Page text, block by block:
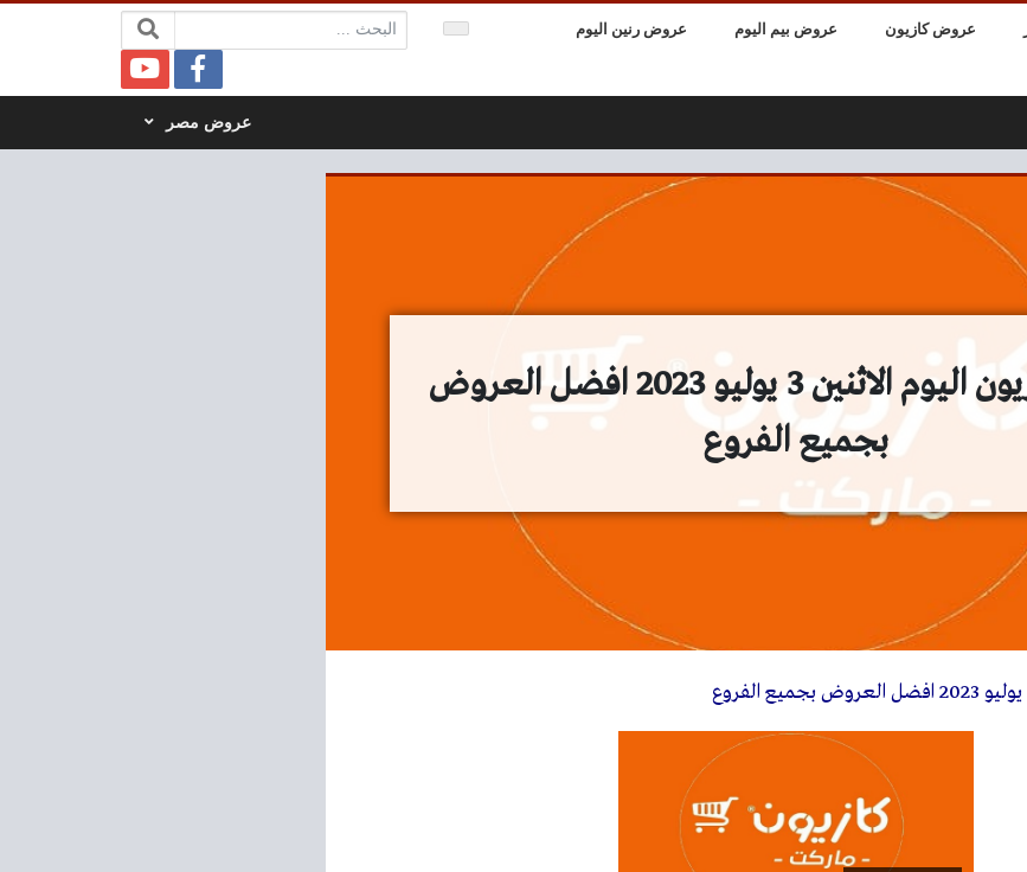
عروض كازيون عروض بيم اليوم عروض رنين اليوم البحث:
عروض مصر
عروض كازيون اليوم الاثنين 3 يوليو 2023 افضل العروض
بجميع الفروع